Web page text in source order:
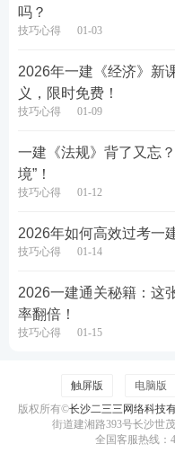
在这里，AI批改极速
即时复盘，那种“马上
关键。
大数据揭秘：这些“
接下来的每次一建模
据，我们会提供一些共
吗？
技巧心得 01-03
2026年一建《经济》新
义，限时免费！
技巧心得 01-09
一建《法规》背了又忘
境”！
技巧心得 01-12
2026年如何高效过考一
技巧心得 01-14
2026一建通关秘籍：这
率翻倍！
技巧心得 01-15
触屏版 电脑版
版权所有©长沙二三三网络科技
街道建湘路393号长沙世
全国客服热线：